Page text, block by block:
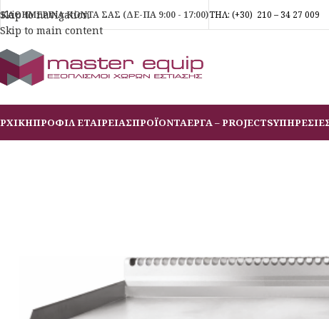
Skip to navigation
Skip to main content
ΚΑΘΗΜΕΡΙΝΑ ΚΟΝΤΑ ΣΑΣ (ΔΕ-ΠΑ 9:00 - 17:00)ΤΗΛ: (+30) 210 – 34 27 009
ΠΡΟΦΙΛ ΕΤΑΙΡΕΙΑΣΠΡΟΪΟΝΤΑΕΡΓΑ – PROJECTS